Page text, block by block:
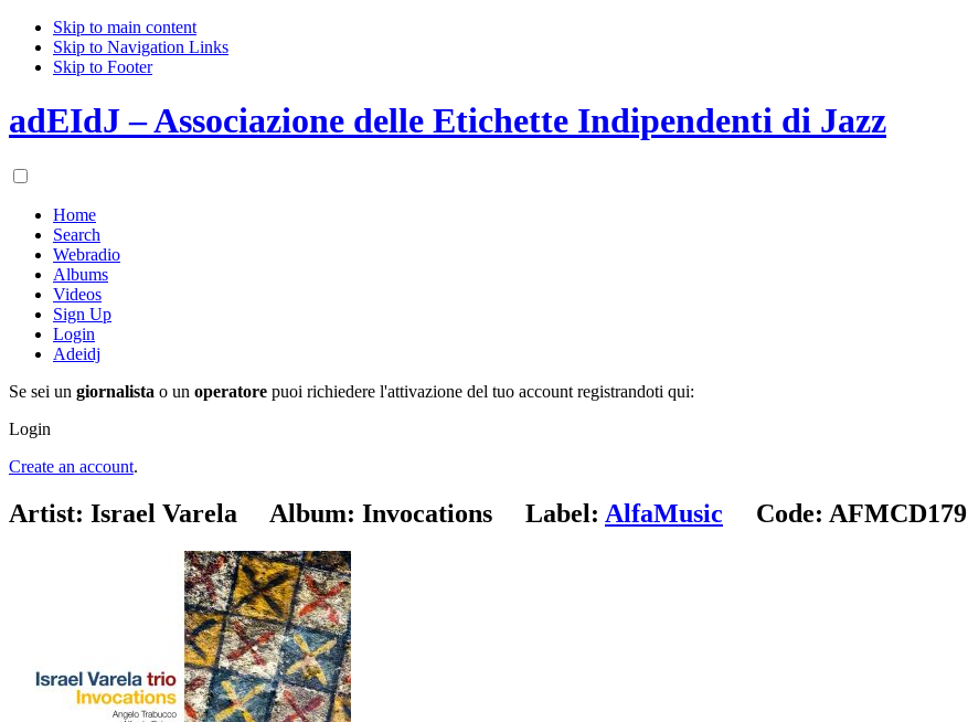
Skip to main content
Skip to Navigation Links
Skip to Footer
adEIdJ – Associazione delle Etichette Indipendenti di Jazz
Home
Search
Webradio
Albums
Videos
Sign Up
Login
Adeidj
Se sei un giornalista o un operatore puoi richiedere l'attivazione del tuo account registrandoti qui:
Login
Create an account.
Artist: Israel Varela Album: Invocations Label: AlfaMusic Code: AFMCD179